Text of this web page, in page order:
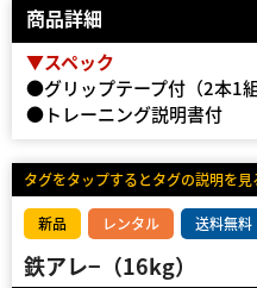
商品詳細
▼スペック
●グリップテープ付（2本1
●トレーニング説明書付
タグをタップするとタグの説明を見
新品 レンタル 送料無料
鉄アレ−（16kg）